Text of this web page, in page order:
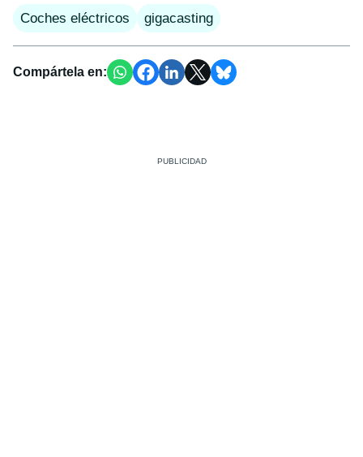
Coches eléctricos gigacasting
Compártela en: